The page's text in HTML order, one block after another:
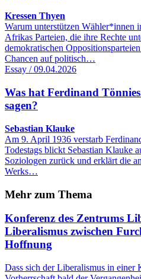
Kressen Thyen
Warum unterstützen Wähler*innen
Afrikas Parteien, die ihre Rechte
demokratischen
Chancen auf politisch…
Essay / 09.04.2026
Was hat Ferdinand
sagen?
Sebastian Klauke
Am 9. April 1936 verstarb
Todestags blickt Sebastian Klauke
Soziologen zurück und erklärt die
Werks…
Mehr zum Thema
Konferenz des Zentrums
Liberalismus zwischen
Hoffnung
Dass sich der Liberalismus in einer